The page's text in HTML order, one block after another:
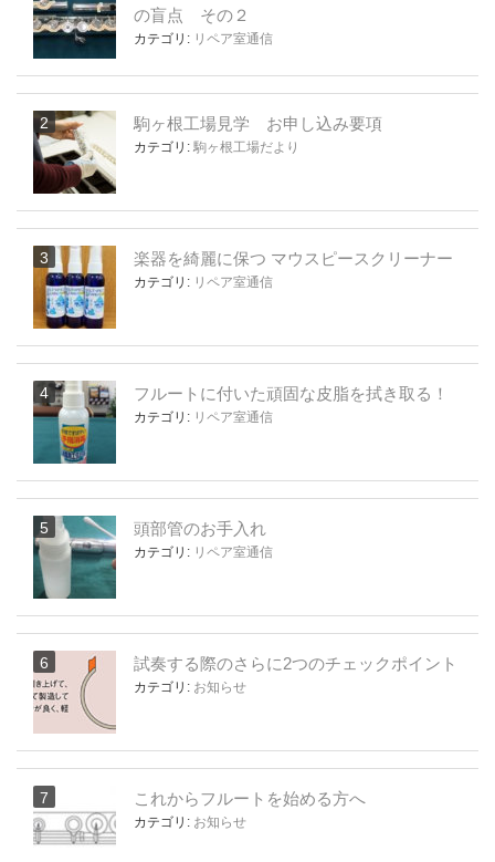
の盲点 その２
カテゴリ: リペア室通信
駒ヶ根工場見学 お申し込み要項
カテゴリ: 駒ヶ根工場だより
楽器を綺麗に保つ マウスピースクリーナー
カテゴリ: リペア室通信
フルートに付いた頑固な皮脂を拭き取る！
カテゴリ: リペア室通信
頭部管のお手入れ
カテゴリ: リペア室通信
試奏する際のさらに2つのチェックポイント
カテゴリ: お知らせ
これからフルートを始める方へ
カテゴリ: お知らせ